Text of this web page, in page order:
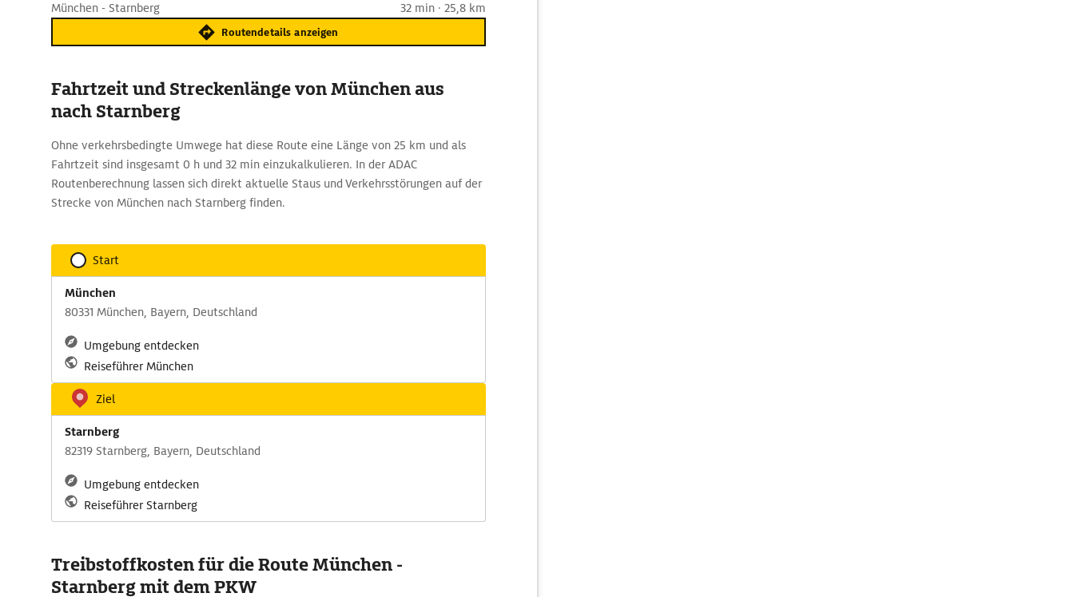
München - Starnberg 32 min · 25,8 km
Routendetails anzeigen
Fahrtzeit und Streckenlänge von München aus
nach Starnberg
Ohne verkehrsbedingte Umwege hat diese Route eine Länge von 25 km und als
Fahrtzeit sind insgesamt 0 h und 32 min einzukalkulieren. In der ADAC
Routenberechnung lassen sich direkt aktuelle Staus und Verkehrsstörungen auf der
Strecke von München nach Starnberg finden.
Start
München
80331 München, Bayern, Deutschland
Umgebung entdecken
Reiseführer München
Ziel
Starnberg
82319 Starnberg, Bayern, Deutschland
Umgebung entdecken
Reiseführer Starnberg
Treibstoffkosten für die Route München -
Starnberg mit dem PKW